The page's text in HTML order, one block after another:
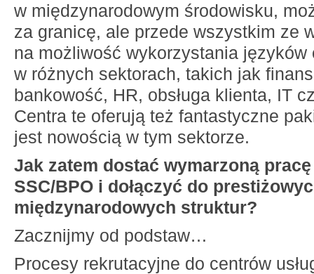
w międzynarodowym środowisku,
za granicę, ale przede wszystkim ze
na możliwość wykorzystania języków
w różnych sektorach, takich jak
bankowość, HR, obsługa klienta, IT
Centra te oferują też fantastyczne
jest nowością w tym sektorze.
Jak zatem dostać wymarzoną
SSC/BPO i dołączyć do
międzynarodowych struktur?
Zacznijmy od podstaw…
Procesy rekrutacyjne do centrów